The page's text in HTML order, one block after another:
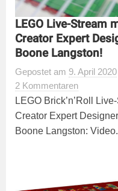
LEGO Live-Stream
Creator Expert
Boone Langston!
Gepostet am 9. April 2020
2 Kommentaren
LEGO Brick’n’Roll
Creator Expert
Boone Langston: Video.